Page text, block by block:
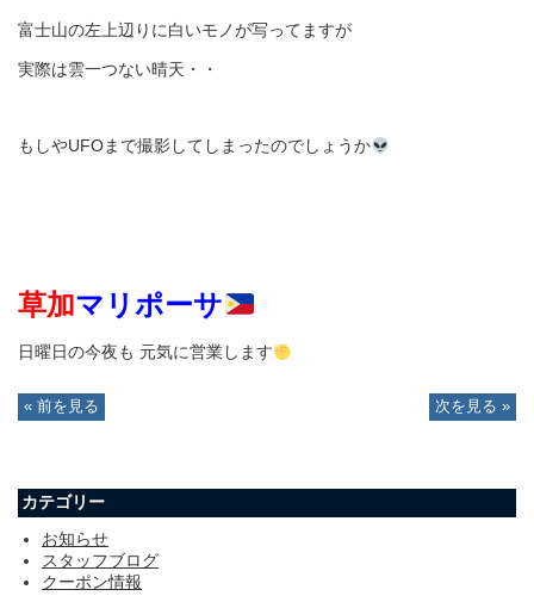
富士山の左上辺りに白いモノが写ってますが
実際は雲一つない晴天・・
もしやUFOまで撮影してしまったのでしょうか
草加マリポーサ
日曜日の今夜も 元気に営業します
« 前を見る 次を見る »
カテゴリー
お知らせ
スタッフブログ
クーポン情報